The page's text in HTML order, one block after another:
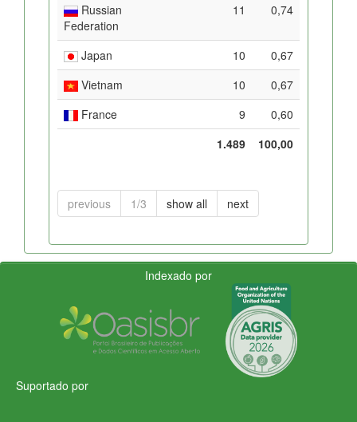
Russian
Federation
11 0,74
Japan 10
0,67
Vietnam
10
0,67
France
9
0,60
1.489
100,00
previous 1/3 show all next
Indexado por
Suportado por